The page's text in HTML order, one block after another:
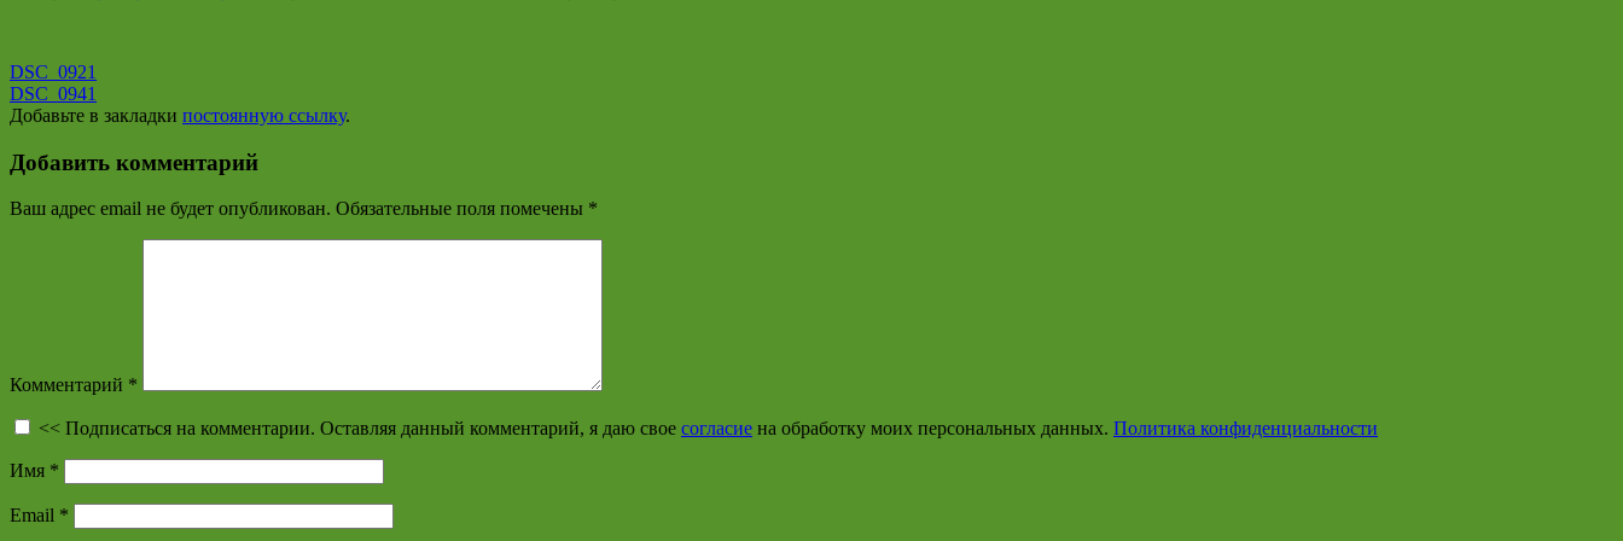
DSC_0921
DSC_0941
Добавьте в закладки постоянную ссылку.
Добавить комментарий
Ваш адрес email не будет опубликован. Обязательные поля помечены *
Комментарий *
<< Подписаться на комментарии. Оставляя данный комментарий, я даю свое согласие на обработку моих персональных данных. Политика конфиденциальности
Имя *
Email *